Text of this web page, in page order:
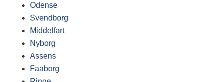
Odense
Svendborg
Middelfart
Nyborg
Assens
Faaborg